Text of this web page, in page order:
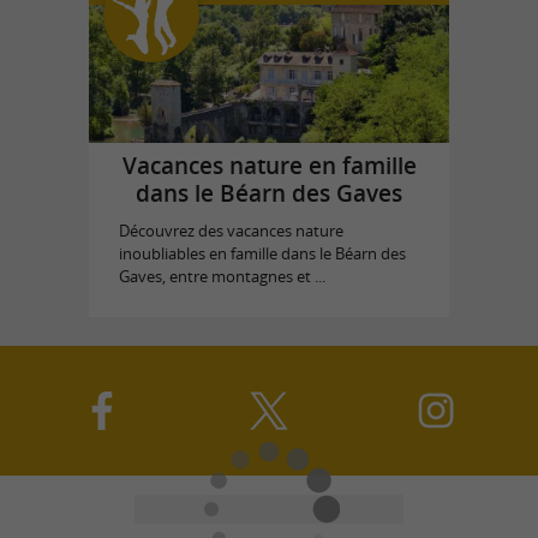
Vacances nature en famille
dans le Béarn des Gaves
Découvrez des vacances nature
inoubliables en famille dans le Béarn des
Gaves, entre montagnes et ...